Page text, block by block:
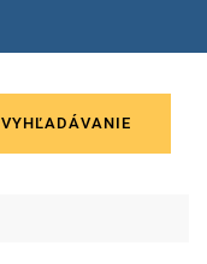
VYHĽADÁVANIE